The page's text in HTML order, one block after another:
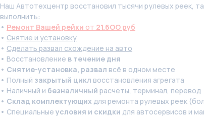
Наш Автотехцентр восстановил тысячи рулевых реек,
выполнить:
• Ремонт Вашей рейки от 21.6OO руб
• Снятие и установку
• Сделать развал схождение на авто
• Восстановление в течение дня
• Снятие-установка, развал всё в одном месте
• Полный закрытый цикл восстановления агрегата
• Наличный и безналичный расчеты, терминал, перевод
• Склад комплектующих для ремонта рулевых реек
• Специальные условия и скидки для автосервисов и